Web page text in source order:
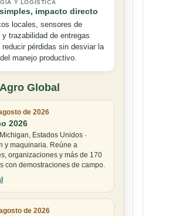
Y LOGÍSTICA
impacto directo
locales, sensores de
y trazabilidad de entregas
reducir pérdidas sin desviar la
manejo productivo.
Global
de 2026
2026
Estados Unidos ·
y maquinaria. Reúne a
organizaciones y más de 170
con demostraciones de campo.
de 2026